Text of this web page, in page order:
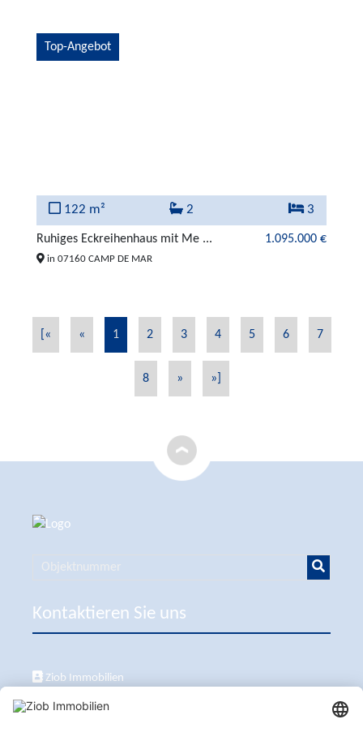
Top-Angebot
122 m² 2 3
Ruhiges Eckreihenhaus mit Me ... 1.095.000 €
in 07160 CAMP DE MAR
[« « 1 2 3 4 5 6 7
8 » »]
Kontaktieren Sie uns
Ziob Immobilien
Calle Peix 2, 07157 Puerto de Andratx